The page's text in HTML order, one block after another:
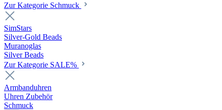
Zur Kategorie Schmuck
SimStars
Silver-Gold Beads
Muranoglas
Silver Beads
Zur Kategorie SALE%
Armbanduhren
Uhren Zubehör
Schmuck